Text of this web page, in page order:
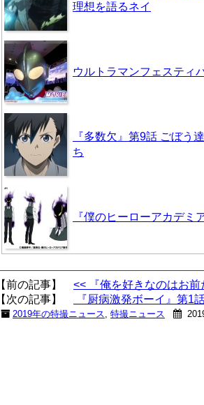
理想を語るネイ
ウルトラマンフェスティ
『多数欠』第9話 ごぼう
ち
『僕のヒーローアカデミ
【前の記事】 << 『俺を好きなのはお前
【次の記事】
『厨病激発ボーイ』第1
2019年の特撮ニュース, 特撮ニュース